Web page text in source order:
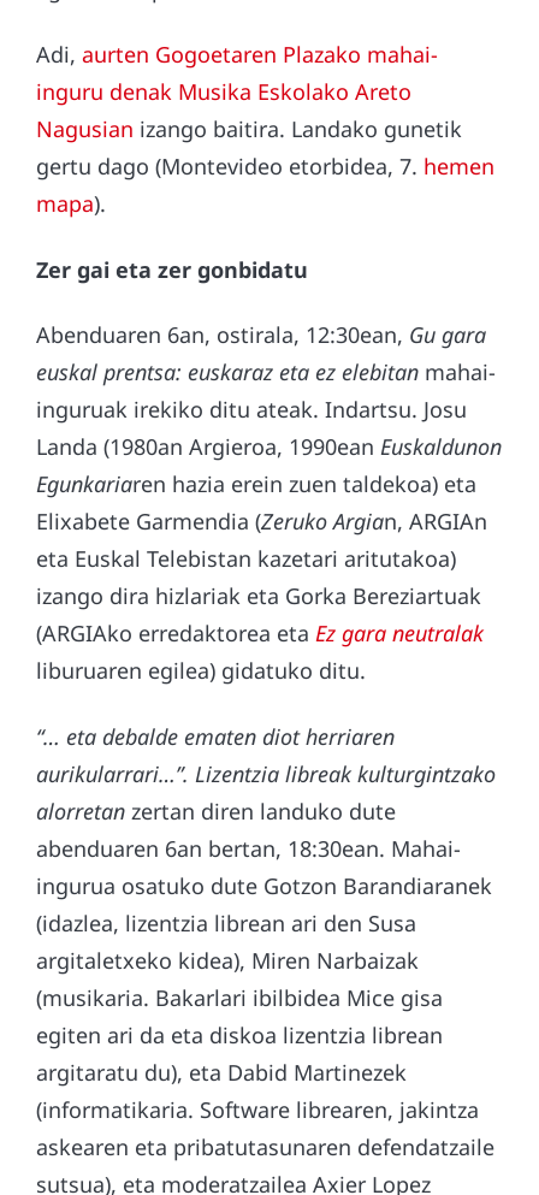
Adi, aurten Gogoetaren Plazako mahai-
inguru denak Musika Eskolako Areto
Nagusian izango baitira. Landako gunetik
gertu dago (Montevideo etorbidea, 7. hemen
mapa).
Zer gai eta zer gonbidatu
Abenduaren 6an, ostirala, 12:30ean, Gu gara
euskal prentsa: euskaraz eta ez elebitan mahai-
inguruak irekiko ditu ateak. Indartsu. Josu
Landa (1980an Argieroa, 1990ean Euskaldunon
Egunkariaren hazia erein zuen taldekoa) eta
Elixabete Garmendia (Zeruko Argian, ARGIAn
eta Euskal Telebistan kazetari aritutakoa)
izango dira hizlariak eta Gorka Bereziartuak
(ARGIAko erredaktorea eta Ez gara neutralak
liburuaren egilea) gidatuko ditu.
“… eta debalde ematen diot herriaren
aurikularrari…”. Lizentzia libreak kulturgintzako
alorretan zertan diren landuko dute
abenduaren 6an bertan, 18:30ean. Mahai-
ingurua osatuko dute Gotzon Barandiaranek
(idazlea, lizentzia librean ari den Susa
argitaletxeko kidea), Miren Narbaizak
(musikaria. Bakarlari ibilbidea Mice gisa
egiten ari da eta diskoa lizentzia librean
argitaratu du), eta Dabid Martinezek
(informatikaria. Software librearen, jakintza
askearen eta pribatutasunaren defendatzaile
sutsua), eta moderatzailea Axier Lopez